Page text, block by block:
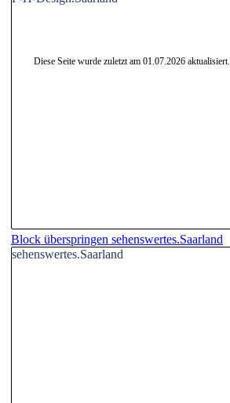
Block überspringen sehenswertes.Saarland
sehenswertes.Saarland
Diese Seite wurde zuletzt am 01.07.2026 aktualisiert.